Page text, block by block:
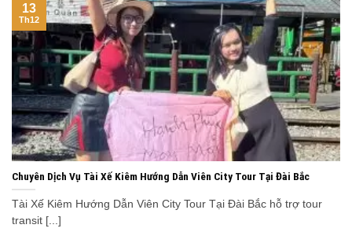
Chuyên Dịch Vụ Tài Xế Kiêm Hướng Dẫn Viên City Tour Tại Đài Bắc
Tài Xế Kiêm Hướng Dẫn Viên City Tour Tại Đài Bắc hỗ trợ tour
transit [...]
13
Th12